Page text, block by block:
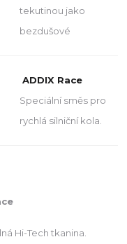
tekutinou jako
bezdušové
ADDIX Race
Speciální směs pro
rychlá silniční kola.
Hi-Tech tkanina.